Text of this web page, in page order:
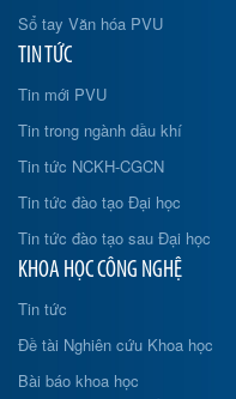
Sổ tay Văn hóa PVU
TIN TỨC
Tin mới PVU
Tin trong ngành dầu khí
Tin tức NCKH-CGCN
Tin tức đào tạo Đại học
Tin tức đào tạo sau Đại học
KHOA HỌC CÔNG NGHỆ
Tin tức
Đề tài Nghiên cứu Khoa học
Bài báo khoa học